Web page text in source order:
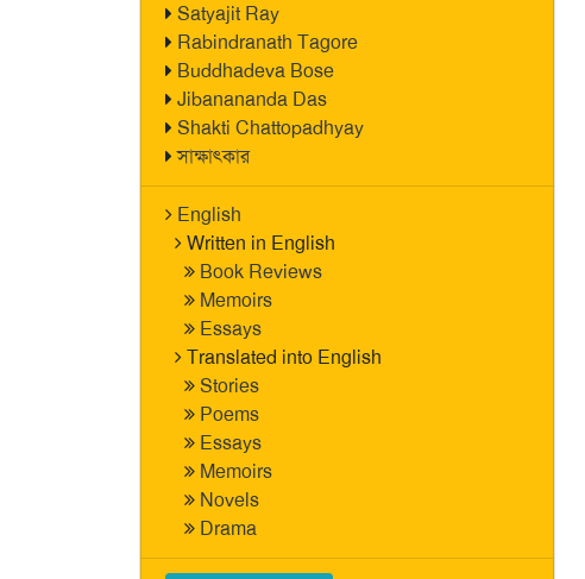
Satyajit Ray
Rabindranath Tagore
Buddhadeva Bose
Jibanananda Das
Shakti Chattopadhyay
সাক্ষাৎকার
English
Written in English
Book Reviews
Memoirs
Essays
Translated into English
Stories
Poems
Essays
Memoirs
Novels
Drama